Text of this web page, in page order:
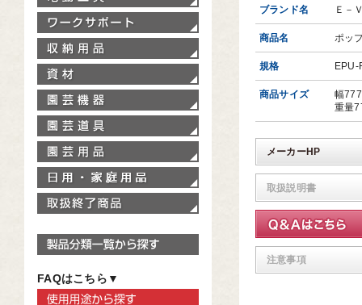
ブランド名 Ｅ－
商品名 ポッ
規格 EPU-
商品サイズ
幅
重量
メーカーHP
取扱説明書
注意事項
取扱終了商品
製品分類一覧から探す
FAQはこちら▼